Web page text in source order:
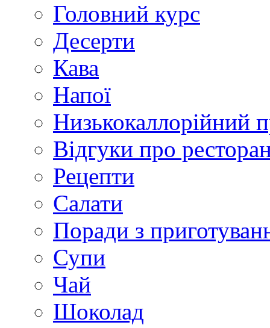
Головний курс
Десерти
Кава
Напої
Низькокаллорійний
Відгуки про
Рецепти
Салати
Поради з
Супи
Чай
Шоколад